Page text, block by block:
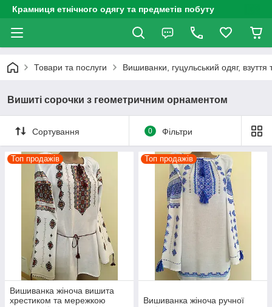
Крамниця етнічного одягу та предметів побуту
Товари та послуги Вишиванки, гуцульський одяг, взуття
Вишиті сорочки з геометричним орнаментом
Сортування 0 Фільтри
Топ продажів
Вишиванка жіноча вишита
хрестиком та мережкою
Топ продажів
Вишиванка жіноча ручної